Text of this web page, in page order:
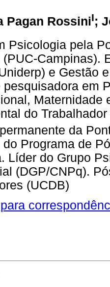
Pagan RossiniI;
Psicologia pela
(PUC-Campinas).
e Gestão
pesquisadora em
Maternidade
do Trabalhador
da
Programa de
Líder do Grupo
(DGP/CNPq).
(UCDB)